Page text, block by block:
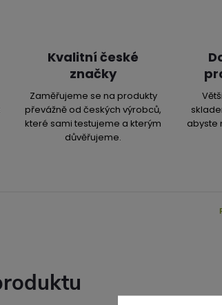
Kvalitní české
značky
Zaměřujeme se na produkty
převážně od českých výrobců,
které sami testujeme a kterým
důvěřujeme.
abyste